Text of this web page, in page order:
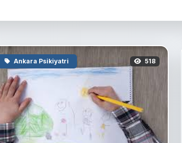
Ankara Psikiyatri 518